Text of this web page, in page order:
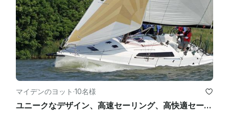
マイデンのヨット ·10名様
ユニークなデザイン、高速セーリング、高快適セーリングヨット